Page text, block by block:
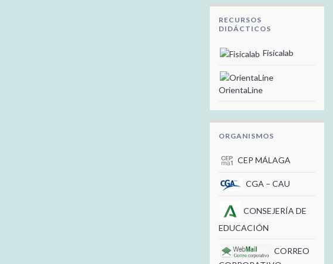
RECURSOS
DIDÁCTICOS
Fisicalab
OrientaLine
ORGANISMOS
CEP MÁLAGA
CGA – CAU
CONSEJERÍA DE
EDUCACIÓN
CORREO